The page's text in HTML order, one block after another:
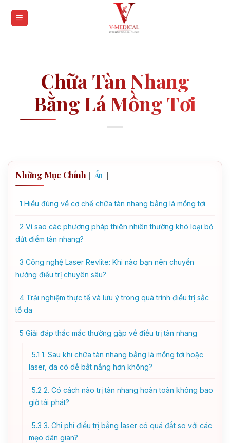
Chữa Tàn Nhang
Bằng Lá Mồng Tơi
Những Mục Chính [ Ẩn ]
1 Hiểu đúng về cơ chế chữa tàn nhang bằng lá mồng tơi
2 Vì sao các phương pháp thiên nhiên thường khó loại bỏ
dứt điểm tàn nhang?
3 Công nghệ Laser Revlite: Khi nào bạn nên chuyển
hướng điều trị chuyên sâu?
4 Trải nghiệm thực tế và lưu ý trong quá trình điều trị sắc
tố da
5 Giải đáp thắc mắc thường gặp về điều trị tàn nhang
5.1 1. Sau khi chữa tàn nhang bằng lá mồng tơi hoặc
laser, da có dễ bắt nắng hơn không?
5.2 2. Có cách nào trị tàn nhang hoàn toàn không bao
giờ tái phát?
5.3 3. Chi phí điều trị bằng laser có quá đắt so với các
mẹo dân gian?